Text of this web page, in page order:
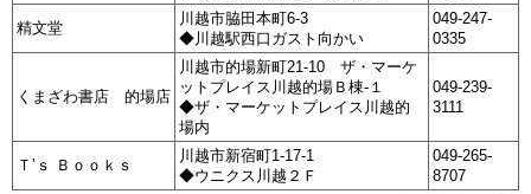
精文堂
川越市脇田本町6-3
◆川越駅西口ガスト向かい
049-247-
0335
くまざわ書店 的場店
川越市的場新町21-10 ザ・マーケ
ットプレイス川越的場Ｂ棟-１
◆ザ・マーケットプレイス川越的
場内
049-239-
3111
Ｔ’ｓ Ｂｏｏｋｓ
川越市新宿町1-17-1
◆ウニクス川越２Ｆ
049-265-
8707